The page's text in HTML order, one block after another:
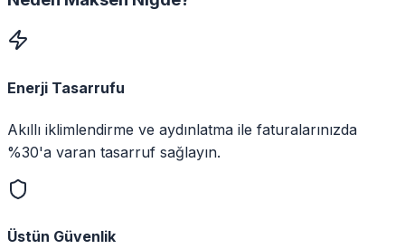
Enerji Tasarrufu
Akıllı iklimlendirme ve aydınlatma ile faturalarınızda
%30'a varan tasarruf sağlayın.
Üstün Güvenlik